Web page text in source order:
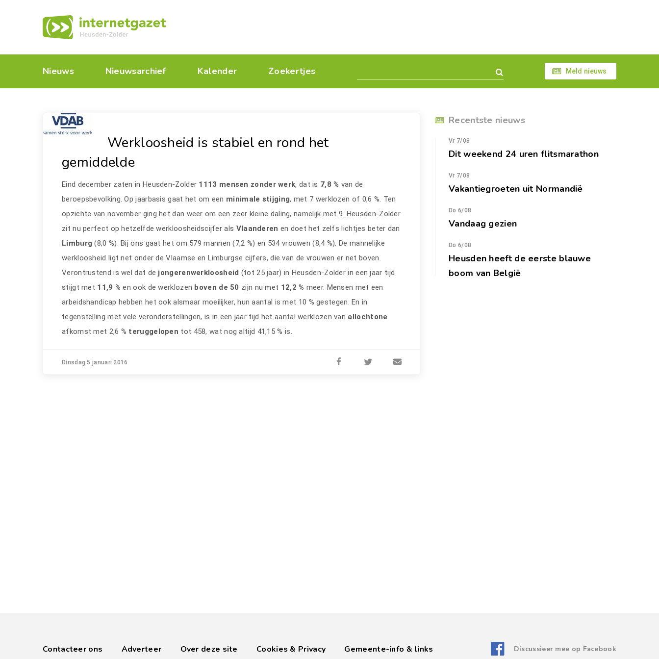
Nieuws Nieuwsarchief Kalender Zoekertjes Meld nieuws
Werkloosheid is stabiel en rond het
gemiddelde
Eind december zaten in Heusden-Zolder 1113 mensen zonder werk, dat is 7,8 % van de
beroepsbevolking. Op jaarbasis gaat het om een minimale stijging, met 7 werklozen of 0,6 %. Ten
opzichte van november ging het dan weer om een zeer kleine daling, namelijk met 9. Heusden-Zolder
zit nu perfect op hetzelfde werkloosheidscijfer als Vlaanderen en doet het zelfs lichtjes beter dan
Limburg(8,0 %). Bij ons gaat het om 579 mannen (7,2 %) en 534 vrouwen (8,4 %). De mannelijke
werkloosheid ligt net onder de Vlaamse en Limburgse cijfers, die van de vrouwen er net boven.
Verontrustend is wel dat de jongerenwerkloosheid (tot 25 jaar) in Heusden-Zolder in een jaar tijd
stijgt met 11,9 %en ook de werklozen boven de 50 zijn nu met 12,2 % meer. Mensen met een
arbeidshandicap hebben het ook alsmaar moeilijker, hun aantal is met 10 % gestegen. En in
tegenstelling met vele veronderstellingen, is in een jaar tijd het aantal werklozen van allochtone
afkomst met 2,6 % teruggelopen tot 458, wat nog altijd 41,15 % is.
Dinsdag 5 januari 2016
Recentste nieuws
Vr 7/08
Dit weekend 24 uren flitsmarathon
Vr 7/08
Vakantiegroeten uit Normandië
Do 6/08
Vandaag gezien
Do 6/08
Heusden heeft de eerste blauwe
boom van België
Contacteer ons Adverteer Over deze site Cookies & Privacy Gemeente-info & links Discussieer mee op Facebook